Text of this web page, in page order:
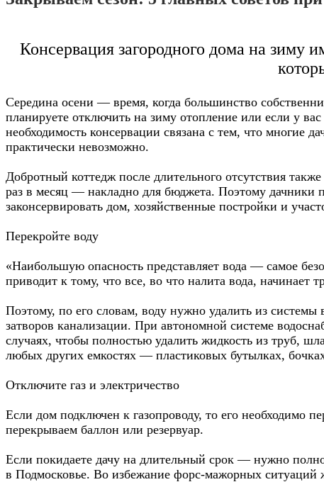
Консервация загородного дома на зиму
Середина осени — время, когда большинство
планируете отключить на зиму отопление или если у
необходимость консервации связана с тем, что многие
практически невозможно.
Добротный коттедж после длительного отсутствия
раз в месяц — накладно для бюджета. Поэтому дачники
законсервировать дом, хозяйственные постройки и
Перекройте воду
«Наибольшую опасность представляет вода — самое
приводит к тому, что все, во что налита вода,
Поэтому, по его словам, воду нужно удалить из системы
затворов канализации. При автономной системе
случаях, чтобы полностью удалить жидкость из труб,
любых других емкостях — пластиковых бутылках,
Отключите газ и электричество
Если дом подключен к газопроводу, то его необходимо
перекрываем баллон или резервуар.
Если покидаете дачу на длительный срок — нужно
в Подмосковье. Во избежание форс-мажорных ситуаций